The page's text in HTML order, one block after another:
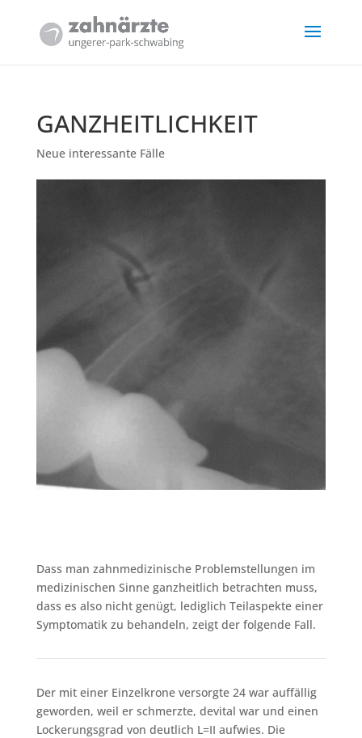
GANZHEITLICHKEIT
Neue interessante Fälle
Dass man zahnmedizinische Problemstellungen im
medizinischen Sinne ganzheitlich betrachten muss,
dass es also nicht genügt, lediglich Teilaspekte einer
Symptomatik zu behandeln, zeigt der folgende Fall.
Der mit einer Einzelkrone versorgte 24 war auffällig
geworden, weil er schmerzte, devital war und einen
Lockerungsgrad von deutlich L=II aufwies. Die